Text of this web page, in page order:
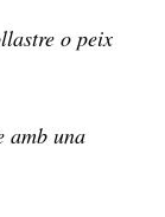
o peix
amb una